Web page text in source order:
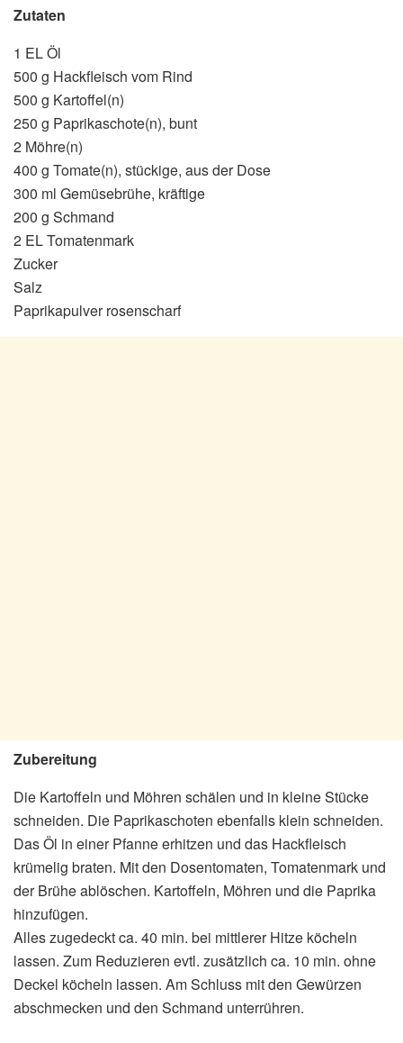
Zutaten
1 EL Öl
500 g Hackfleisch vom Rind
500 g Kartoffel(n)
250 g Paprikaschote(n), bunt
2 Möhre(n)
400 g Tomate(n), stückige, aus der Dose
300 ml Gemüsebrühe, kräftige
200 g Schmand
2 EL Tomatenmark
Zucker
Salz
Paprikapulver rosenscharf
Zubereitung
Die Kartoffeln und Möhren schälen und in kleine Stücke
schneiden. Die Paprikaschoten ebenfalls klein schneiden.
Das Öl in einer Pfanne erhitzen und das Hackfleisch
krümelig braten. Mit den Dosentomaten, Tomatenmark und
der Brühe ablöschen. Kartoffeln, Möhren und die Paprika
hinzufügen.
Alles zugedeckt ca. 40 min. bei mittlerer Hitze köcheln
lassen. Zum Reduzieren evtl. zusätzlich ca. 10 min. ohne
Deckel köcheln lassen. Am Schluss mit den Gewürzen
abschmecken und den Schmand unterrühren.